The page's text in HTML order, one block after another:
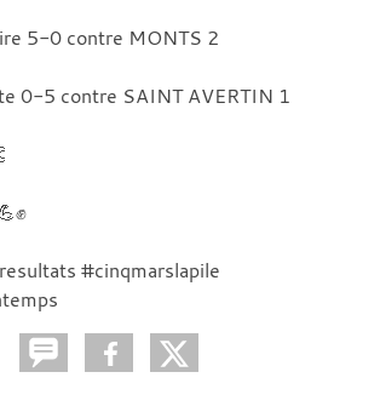
5-0 contre MONTS 2
0-5 contre SAINT AVERTIN 1
#cinqmarslapile